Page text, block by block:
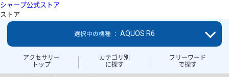
シャープ公式ストア
ストア
アクセサリー
トップ
カテゴリ別
に探す
フリーワード
で探す
選択中の機種 ： AQUOS R6